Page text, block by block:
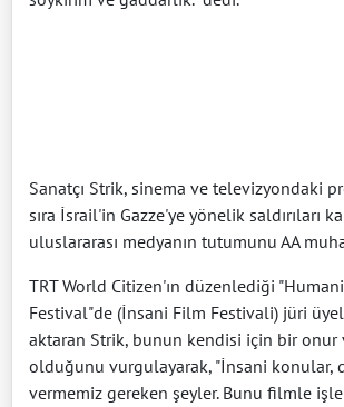
Sanatçı Strik, sinema ve televizyondaki
sıra İsrail'in Gazze'ye yönelik saldırıları
uluslararası medyanın tutumunu AA
TRT World Citizen'ın düzenlediği
Festival"de (İnsani Film Festivali) jüri
aktaran Strik, bunun kendisi için bir
olduğunu vurgulayarak, "İnsani konular,
vermemiz gereken şeyler. Bunu filmle